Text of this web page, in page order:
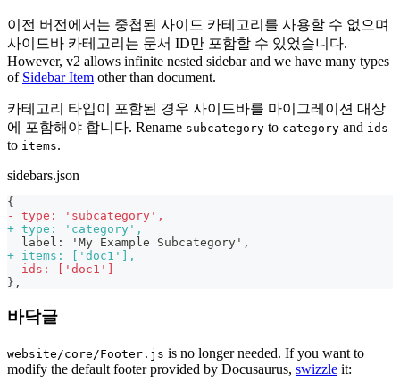
이전 버전에서는 중첩된 사이드 카테고리를 사용할 수 없으며
사이드바 카테고리는 문서 ID만 포함할 수 있었습니다.
However, v2 allows infinite nested sidebar and we have many types
of Sidebar Item other than document.
카테고리 타입이 포함된 경우 사이드바를 마이그레이션 대상
에 포함해야 합니다. Rename subcategory to category and ids
to items.
sidebars.json
{
-
type: 'subcategory',
+ type: 'category',
label: 'My Example Subcategory',
+ items: ['doc1'],
-
ids: ['doc1']
},
바닥글
website/core/Footer.js is no longer needed. If you want to
modify the default footer provided by Docusaurus, swizzle it: